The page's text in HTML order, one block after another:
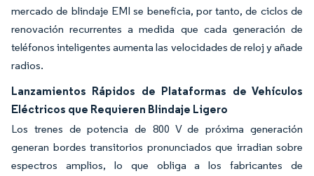
mercado de blindaje EMI se beneficia, por tanto, de ciclos de
renovación recurrentes a medida que cada generación de
teléfonos inteligentes aumenta las velocidades de reloj y añade
radios.
Lanzamientos Rápidos de Plataformas de Vehículos
Eléctricos que Requieren Blindaje Ligero
Los trenes de potencia de 800 V de próxima generación
generan bordes transitorios pronunciados que irradian sobre
espectros amplios, lo que obliga a los fabricantes de